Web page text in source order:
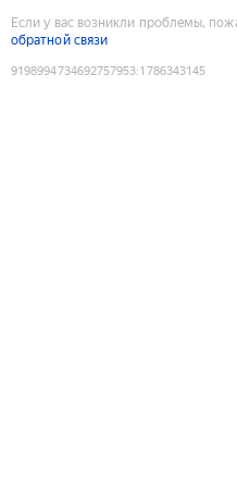
Если у вас возникли проблемы,
обратной связи
9198994734692757953:1786343145